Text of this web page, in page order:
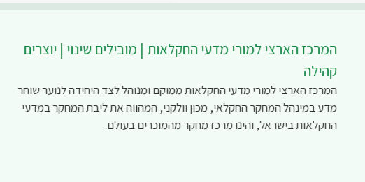
המרכז הארצי למורי מדעי החקלאות | מובילים שינוי | יוצרים
קהילה
המרכז הארצי למורי מדעי החקלאות ממוקם ומנוהל לצד היחידה לנוער שוחר
מדע במינהל המחקר החקלאי, מכון וולקני, המהווה את ליבת המחקר במדעי
החקלאות בישראל, והינו מרכז מחקר מהמוכרים בעולם.